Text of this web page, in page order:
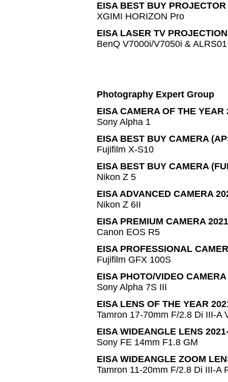
EISA BEST BUY
XGIMI HORIZON Pro
EISA LASER TV
BenQ V7000i/V7050i & ALRS01
Photography Expert Group
EISA CAMERA OF THE YEAR
Sony Alpha 1
EISA BEST BUY CAMERA
Fujifilm X-S10
EISA BEST BUY CAMERA
Nikon Z 5
EISA ADVANCED CAMERA
Nikon Z 6II
EISA PREMIUM CAMERA
Canon EOS R5
EISA PROFESSIONAL
Fujifilm GFX 100S
EISA PHOTO/VIDEO
Sony Alpha 7S III
EISA LENS OF THE YEAR
Tamron 17-70mm F/2.8 Di III-A
EISA WIDEANGLE LENS
Sony FE 14mm F1.8 GM
EISA WIDEANGLE ZOOM
Tamron 11-20mm F/2.8 Di III-A